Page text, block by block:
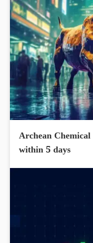
Archean
within 5 days